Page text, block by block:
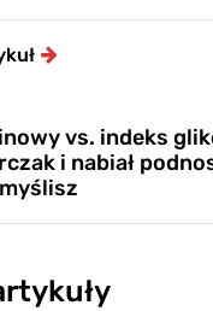
vs. indeks
i nabiał